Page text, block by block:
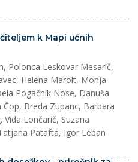
k Mapi učnih
Polonca Leskovar Mesarič,
Helena Marolt, Monja
Pogačnik Nose, Danuša
Čop, Breda Zupanc, Barbara
Vida Lončarič, Suzana
Patafta, Igor Leban